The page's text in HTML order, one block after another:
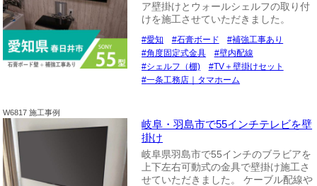
ア壁掛けとウォールシェルフの取り付
けを施工させていただきました。
愛知 石膏ボード
補強工事あり
角度固定式金具
壁内配線
シェルフ（棚)
TV＋壁掛けセット
一条工務店｜タマホーム
W6817 施工事例
岐阜・羽島市で55インチテレビを壁
掛け
岐阜県羽島市で55インチのブラビアを
上下左右可動式の金具で壁掛け施工さ
せていただきました。 ケーブル配線や